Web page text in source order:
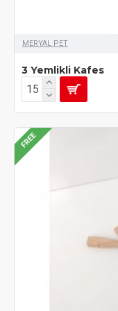
MERYAL PET
3 Yemlikli Kafes
FREE